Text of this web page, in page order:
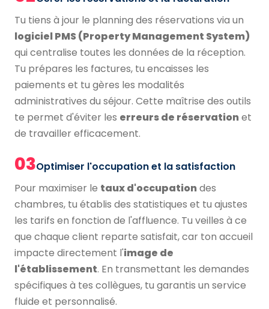
Tu tiens à jour le planning des réservations via un
logiciel PMS (Property Management System)
qui centralise toutes les données de la réception.
Tu prépares les factures, tu encaisses les
paiements et tu gères les modalités
administratives du séjour. Cette maîtrise des outils
te permet d'éviter les erreurs de réservationet
de travailler efficacement.
03Optimiser l'occupation et la satisfaction
Pour maximiser le taux d'occupationdes
chambres, tu établis des statistiques et tu ajustes
les tarifs en fonction de l'affluence. Tu veilles à ce
que chaque client reparte satisfait, car ton accueil
impacte directement l'image de
l'établissement. En transmettant les demandes
spécifiques à tes collègues, tu garantis un service
fluide et personnalisé.